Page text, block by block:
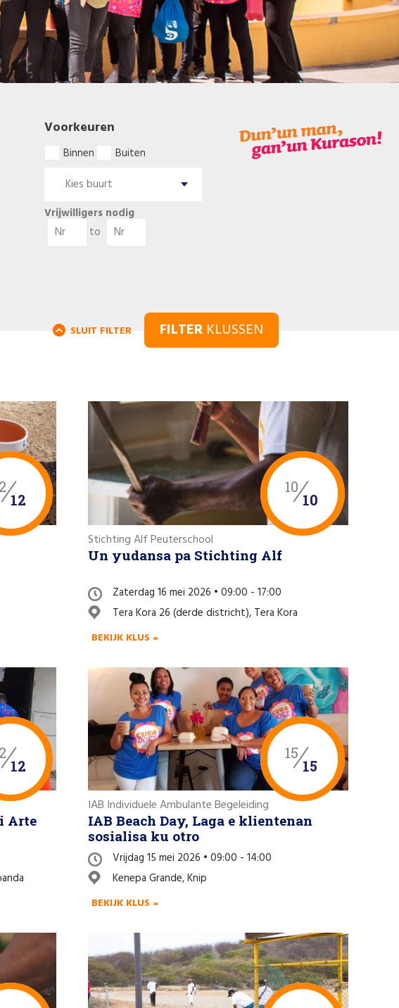
SLUIT FILTER FILTER KLUSSEN
Voorkeuren
Binnen Buiten
Vrijwilligers nodig
to
12
10
10
Stichting Alf Peuterschool
Un yudansa pa Stichting Alf
Zaterdag 16 mei 2026 • 09:00 - 17:00
Tera Kora 26 (derde districht), Tera Kora
BEKIJK KLUS »
12
Arte
15
15
IAB Individuele Ambulante Begeleiding
IAB Beach Day, Laga e klientenan
sosialisa ku otro
Vrijdag 15 mei 2026 • 09:00 - 14:00
Kenepa Grande, Knip
BEKIJK KLUS »